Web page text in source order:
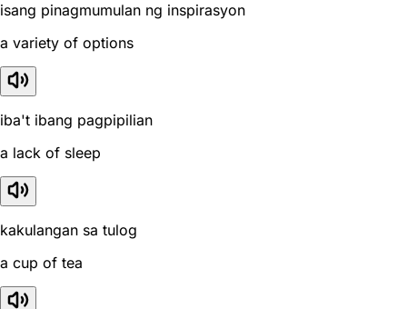
isang pinagmumulan ng inspirasyon
a variety of options
iba't ibang pagpipilian
a lack of sleep
kakulangan sa tulog
a cup of tea